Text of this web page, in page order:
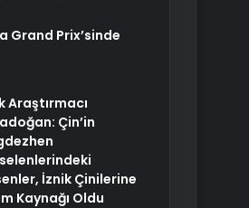
Grand Prix’sinde
Araştırmacı
Çin’in
İznik Çinilerine
Kaynağı Oldu